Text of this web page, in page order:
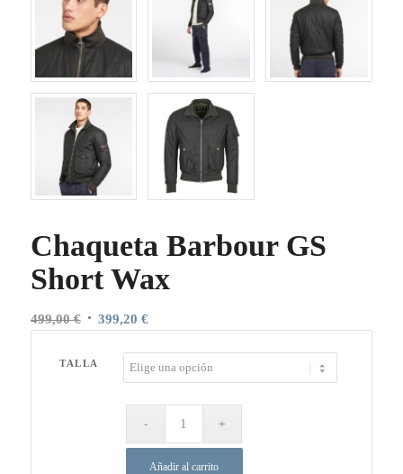
Chaqueta Barbour GS
Short Wax
499,00€ El
original
499,00 €.
399,20 €El
es:
399,20 €.
TALLA
Añadir al carrito